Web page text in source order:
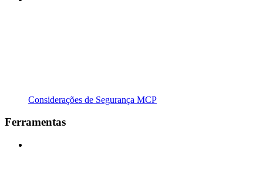
Considerações de Segurança MCP
Ferramentas